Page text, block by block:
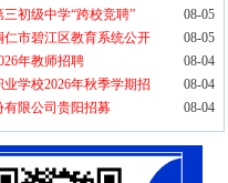
三初级中学“跨校竞聘”
08-05
仁市碧江区教育系统公开
08-05
年教师招聘
08-04
学校2026年秋季学期招
08-04
限公司贵阳招募 08-04